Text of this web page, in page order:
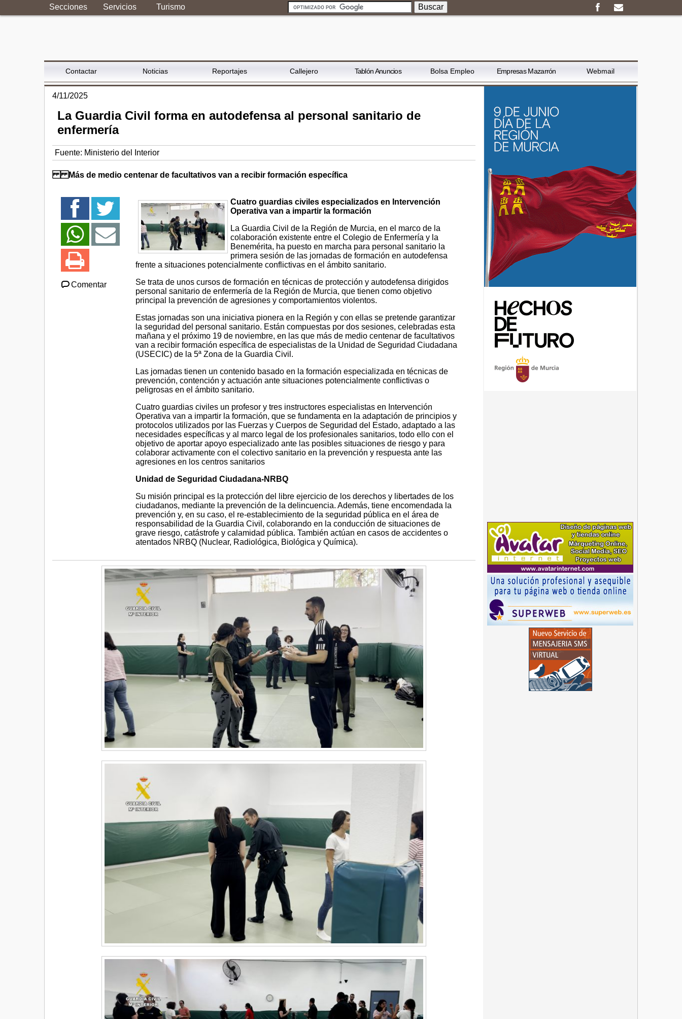
Secciones Servicios Turismo
Contactar Noticias Reportajes Callejero Tablón Anuncios Bolsa Empleo Empresas Mazarrón Webmail
4/11/2025
La Guardia Civil forma en autodefensa al personal sanitario de
enfermería
Fuente: Ministerio del Interior
Más de medio centenar de facultativos van a recibir formación específica
Comentar
Cuatro guardias civiles especializados en Intervención
Operativa van a impartir la formación
La Guardia Civil de la Región de Murcia, en el marco de la
colaboración existente entre el Colegio de Enfermería y la
Benemérita, ha puesto en marcha para personal sanitario la
primera sesión de las jornadas de formación en autodefensa
frente a situaciones potencialmente conflictivas en el ámbito sanitario.
Se trata de unos cursos de formación en técnicas de protección y autodefensa dirigidos
personal sanitario de enfermería de la Región de Murcia, que tienen como objetivo
principal la prevención de agresiones y comportamientos violentos.
Estas jornadas son una iniciativa pionera en la Región y con ellas se pretende garantizar
la seguridad del personal sanitario. Están compuestas por dos sesiones, celebradas esta
mañana y el próximo 19 de noviembre, en las que más de medio centenar de facultativos
van a recibir formación específica de especialistas de la Unidad de Seguridad Ciudadana
(USECIC) de la 5ª Zona de la Guardia Civil.
Las jornadas tienen un contenido basado en la formación especializada en técnicas de
prevención, contención y actuación ante situaciones potencialmente conflictivas o
peligrosas en el ámbito sanitario.
Cuatro guardias civiles un profesor y tres instructores especialistas en Intervención
Operativa van a impartir la formación, que se fundamenta en la adaptación de principios y
protocolos utilizados por las Fuerzas y Cuerpos de Seguridad del Estado, adaptado a las
necesidades específicas y al marco legal de los profesionales sanitarios, todo ello con el
objetivo de aportar apoyo especializado ante las posibles situaciones de riesgo y para
colaborar activamente con el colectivo sanitario en la prevención y respuesta ante las
agresiones en los centros sanitarios
Unidad de Seguridad Ciudadana-NRBQ
Su misión principal es la protección del libre ejercicio de los derechos y libertades de los
ciudadanos, mediante la prevención de la delincuencia. Además, tiene encomendada la
prevención y, en su caso, el re-establecimiento de la seguridad pública en el área de
responsabilidad de la Guardia Civil, colaborando en la conducción de situaciones de
grave riesgo, catástrofe y calamidad pública. También actúan en casos de accidentes o
atentados NRBQ (Nuclear, Radiológica, Biológica y Química).